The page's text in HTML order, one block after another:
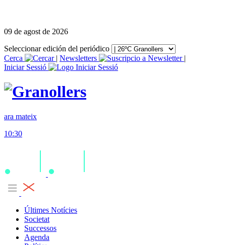
09 de agost de 2026
Seleccionar edición del periódico
Cerca
| Newsletters
|
Iniciar Sessió
ara mateix
10:30
Últimes Notícies
Societat
Successos
Agenda